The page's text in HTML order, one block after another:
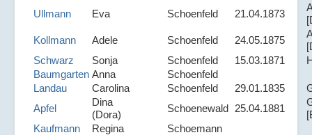
Ullmann
Eva Schoenfeld 21.04.1873
Kollmann
Adele Schoenfeld 24.05.1875
Schwarz
Sonja Schoenfeld 15.03.1871
Baumgarten Anna
Schoenfeld
Landau
Carolina Schoenfeld 29.01.1835
Apfel
Dina
(Dora)
Schoenewald 25.04.1881
Kaufmann
Regina
Schoemann